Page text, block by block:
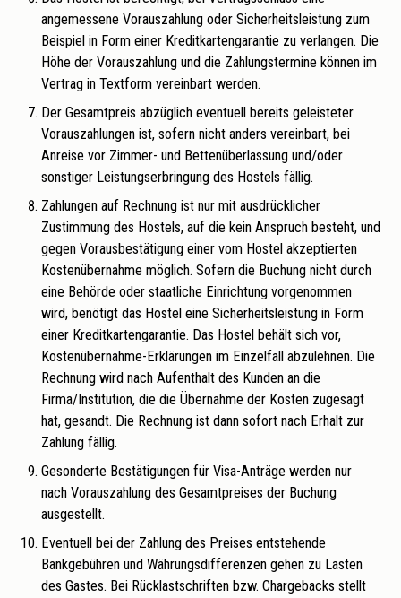
angemessene Vorauszahlung oder Sicherheitsleistung zum
Beispiel in Form einer Kreditkartengarantie zu verlangen. Die
Höhe der Vorauszahlung und die Zahlungstermine können im
Vertrag in Textform vereinbart werden.
Der Gesamtpreis abzüglich eventuell bereits geleisteter
Vorauszahlungen ist, sofern nicht anders vereinbart, bei
Anreise vor Zimmer- und Bettenüberlassung und/oder
sonstiger Leistungserbringung des Hostels fällig.
Zahlungen auf Rechnung ist nur mit ausdrücklicher
Zustimmung des Hostels, auf die kein Anspruch besteht, und
gegen Vorausbestätigung einer vom Hostel akzeptierten
Kostenübernahme möglich. Sofern die Buchung nicht durch
eine Behörde oder staatliche Einrichtung vorgenommen
wird, benötigt das Hostel eine Sicherheitsleistung in Form
einer Kreditkartengarantie. Das Hostel behält sich vor,
Kostenübernahme-Erklärungen im Einzelfall abzulehnen. Die
Rechnung wird nach Aufenthalt des Kunden an die
Firma/Institution, die die Übernahme der Kosten zugesagt
hat, gesandt. Die Rechnung ist dann sofort nach Erhalt zur
Zahlung fällig.
Gesonderte Bestätigungen für Visa-Anträge werden nur
nach Vorauszahlung des Gesamtpreises der Buchung
ausgestellt.
Eventuell bei der Zahlung des Preises entstehende
Bankgebühren und Währungsdifferenzen gehen zu Lasten
des Gastes. Bei Rücklastschriften bzw. Chargebacks stellt